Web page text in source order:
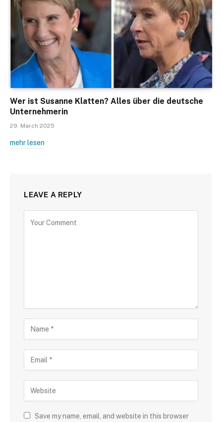
Wer ist Susanne Klatten? Alles über die deutsche
Unternehmerin
29. March 2025
mehr lesen
LEAVE A REPLY
Save my name, email, and website in this browser